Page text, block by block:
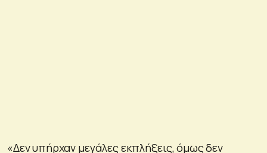
«Δεν υπήρχαν μεγάλες εκπλήξεις, όμως δεν